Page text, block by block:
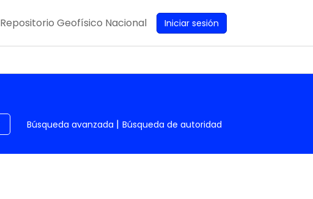
Repositorio Geofísico Nacional Iniciar sesión
Búsqueda avanzada Búsqueda de autoridad